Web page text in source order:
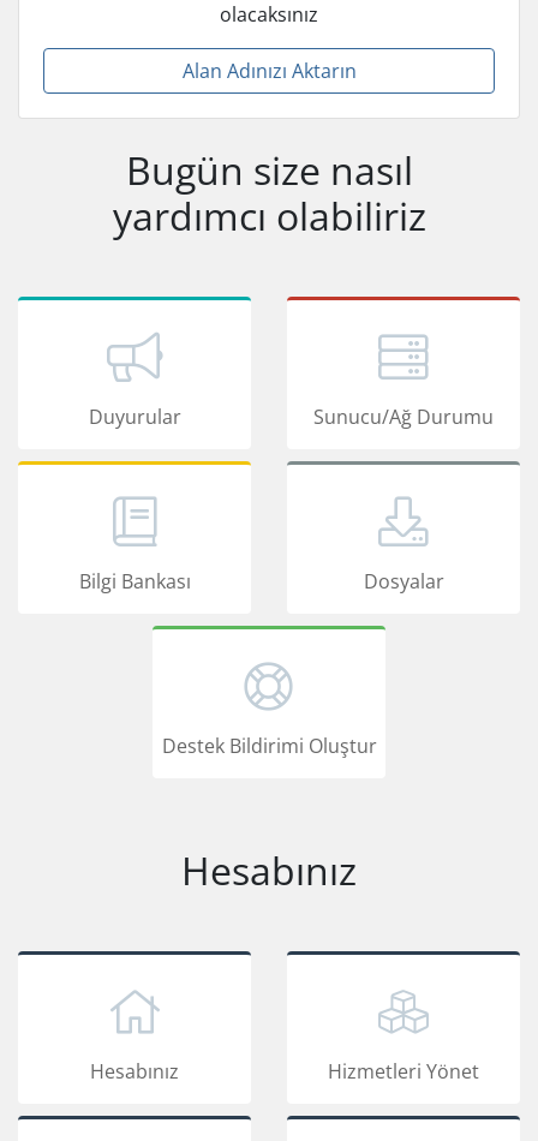
olacaksınız
Alan Adınızı Aktarın
Bugün size nasıl
yardımcı olabiliriz
Duyurular Sunucu/Ağ Durumu
Bilgi Bankası Dosyalar
Destek Bildirimi Oluştur
Hesabınız
Hesabınız Hizmetleri Yönet